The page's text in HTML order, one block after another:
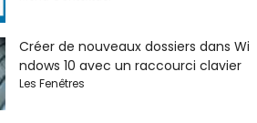
Créer de nouveaux dossiers dans Wi
ndows 10 avec un raccourci clavier
Les Fenêtres